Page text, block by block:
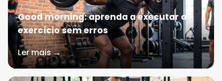
Good morning: aprenda a executar o
exercício sem erros
Ler mais →